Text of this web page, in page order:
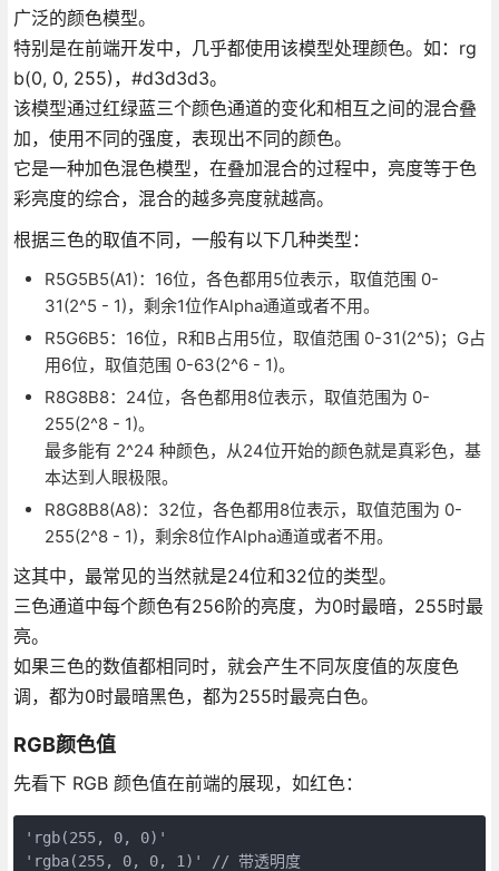
广泛的颜色模型。
特别是在前端开发中，几乎都使用该模型处理颜色。如：rg
b(0, 0, 255)，#d3d3d3。
该模型通过红绿蓝三个颜色通道的变化和相互之间的混合叠
加，使用不同的强度，表现出不同的颜色。
它是一种加色混色模型，在叠加混合的过程中，亮度等于色
彩亮度的综合，混合的越多亮度就越高。
根据三色的取值不同，一般有以下几种类型：
R5G5B5(A1)：16位，各色都用5位表示，取值范围 0-
31(2^5 - 1)，剩余1位作Alpha通道或者不用。
R5G6B5：16位，R和B占用5位，取值范围 0-31(2^5)；G占
用6位，取值范围 0-63(2^6 - 1)。
R8G8B8：24位，各色都用8位表示，取值范围为 0-
255(2^8 - 1)。
最多能有 2^24 种颜色，从24位开始的颜色就是真彩色，基
本达到人眼极限。
R8G8B8(A8)：32位，各色都用8位表示，取值范围为 0-
255(2^8 - 1)，剩余8位作Alpha通道或者不用。
这其中，最常见的当然就是24位和32位的类型。
三色通道中每个颜色有256阶的亮度，为0时最暗，255时最
亮。
如果三色的数值都相同时，就会产生不同灰度值的灰度色
调，都为0时最暗黑色，都为255时最亮白色。
RGB颜色值
先看下 RGB 颜色值在前端的展现，如红色：
'rgb(255, 0, 0)'
'rgba(255, 0, 0, 1)' // 带透明度